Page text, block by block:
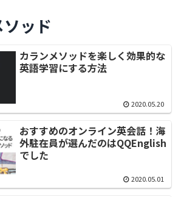
ッド
カランメソッドを楽しく効果的な
英語学習にする方法
2020.05.20
おすすめのオンライン英会話！海
外駐在員が選んだのはQQEnglish
でした
2020.05.01